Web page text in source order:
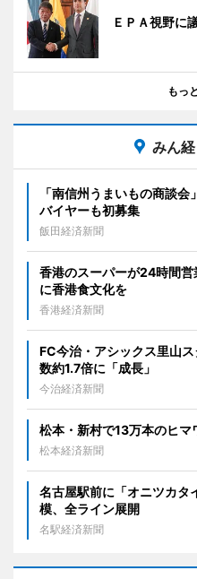
ＥＰＡ視野に
もっ
みん
「南信州うまいもの商談
バイヤーも初募集
飯田経済新聞
香港のスーパーが24時間
に香港食文化を
香港経済新聞
FC今治・アシックス里山
数約1.7倍に「成長」
今治経済新聞
松本・新村で13万本のヒ
松本経済新聞
名古屋駅前に「オニツカ
模、全ライン展開
名駅経済新聞